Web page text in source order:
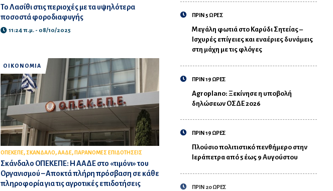
Το Λασίθι στις περιοχές με τα υψηλότερα
ποσοστά φοροδιαφυγής
11:24 π.μ. - 08/10/2025
ΟΙΚΟΝΟΜΙΑ
ΟΠΕΚΕΠΕ, ΣΚΑΝΔΑΛΟ,ΑΑΔΕ, ΠΑΡΑΝΟΜΕΣ ΕΠΙΔΟΤΗΣΕΙΣ
Σκάνδαλο ΟΠΕΚΕΠΕ: Η ΑΑΔΕ στο «τιμόνι» του
Οργανισμού – Αποκτά πλήρη πρόσβαση σε κάθε
πληροφορία για τις αγροτικές επιδοτήσεις
ΠΡΙΝ 5 ΩΡΕΣ
Μεγάλη φωτιά στο Καρύδι Σητείας –
Ισχυρές επίγειες και εναέριες δυνάμεις
στη μάχη με τις φλόγες
ΠΡΙΝ 19 ΩΡΕΣ
Agroplano: Ξεκίνησε η υποβολή
δηλώσεων ΟΣΔΕ 2026
ΠΡΙΝ 19 ΩΡΕΣ
Πλούσιο πολιτιστικό πενθήμερο στην
Ιεράπετρα από 5 έως 9 Αυγούστου
ΠΡΙΝ 20 ΩΡΕΣ